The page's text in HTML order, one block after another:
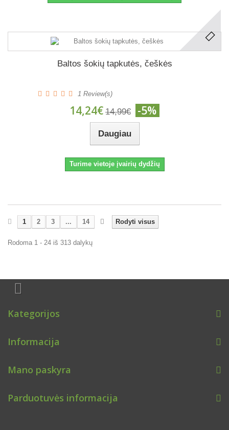
Baltos šokių tapkutės, češkės
1 Review(s)
14,24€ 14,99€ -5%
Daugiau
Turime vietoje įvairių dydžių
Rodyti visus
1 2 3 ... 14
Rodoma 1 - 24 iš 313 dalykų
Kategorijos
Informacija
Mano paskyra
Parduotuvės informacija